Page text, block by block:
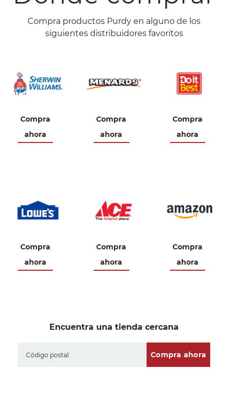
Compra productos Purdy en alguno de los
siguientes distribuidores favoritos
Compra
ahora
Compra
ahora
Compra
ahora
Compra
ahora
Compra
ahora
Compra
ahora
Encuentra una tienda cercana
Compra ahora